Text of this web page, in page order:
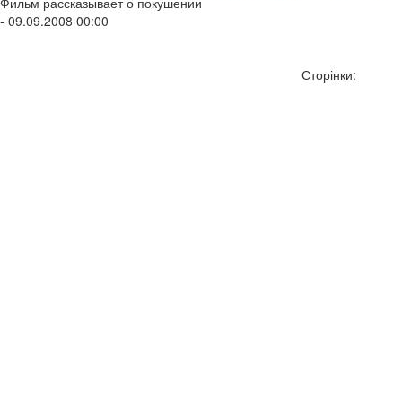
- 09.09.2008 00:00
Сторінки: